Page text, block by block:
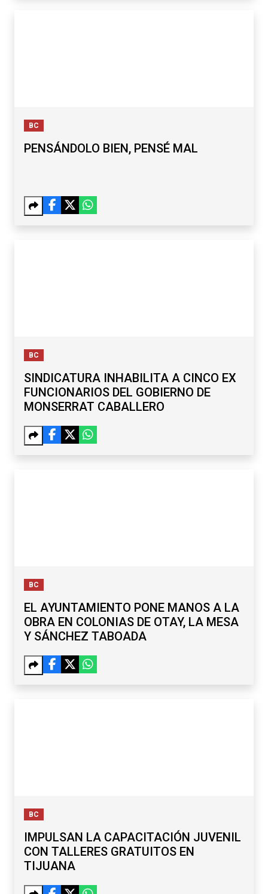
BC
PENSÁNDOLO BIEN, PENSÉ MAL
BC
SINDICATURA INHABILITA A CINCO EX
FUNCIONARIOS DEL GOBIERNO DE
MONSERRAT CABALLERO
BC
EL AYUNTAMIENTO PONE MANOS A LA
OBRA EN COLONIAS DE OTAY, LA MESA
Y SÁNCHEZ TABOADA
BC
IMPULSAN LA CAPACITACIÓN JUVENIL
CON TALLERES GRATUITOS EN
TIJUANA